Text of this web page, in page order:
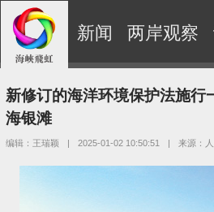
新闻 两岸观察
新修订的海洋环境保护法施
海银滩
编辑：王瑞颖 | 2025-01-02 10:50:51 | 来源：